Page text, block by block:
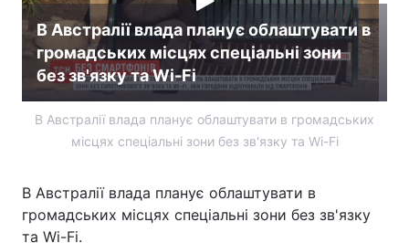
В Австралії влада планує облаштувати в
громадських місцях спеціальні зони
без зв'язку та Wi-Fi
В Австралії влада планує облаштувати в громадських
місцях спеціальні зони без зв'язку та Wi-Fi
В Австралії влада планує облаштувати в
громадських місцях спеціальні зони без зв'язку
та Wi-Fi.